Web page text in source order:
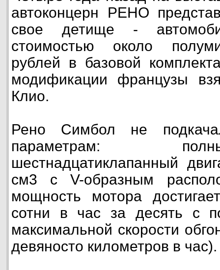
автоконцерн РЕНО
свое детище -
стоимостью около
рублей в базовой
модификации французы
Клио.
Рено Симбол не
параметрам:
шестнадцатиклапанный
см3 с V-образным
мощность мотора
сотни в час за десять с
максимальной скорости
девяносто километров в час).